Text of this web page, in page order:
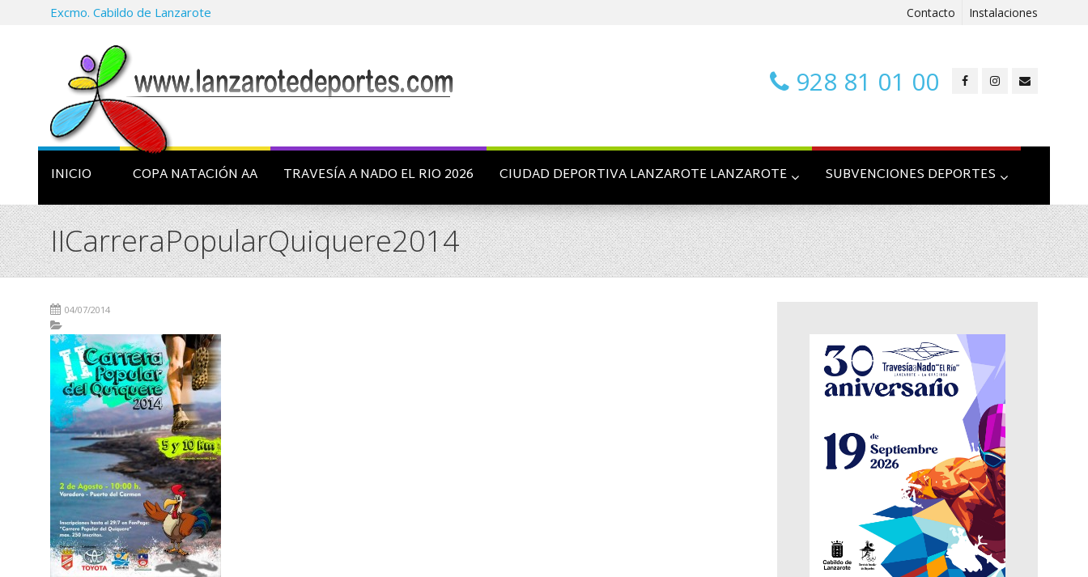
Excmo. Cabildo de Lanzarote Contacto Instalaciones
928 81 01 00
INICIO COPA NATACIÓN AA TRAVESÍA A NADO EL RIO 2026 CIUDAD DEPORTIVA LANZAROTE LANZAROTE SUBVENCIONES DEPORTES
IICarreraPopularQuiquere2014
04/07/2014